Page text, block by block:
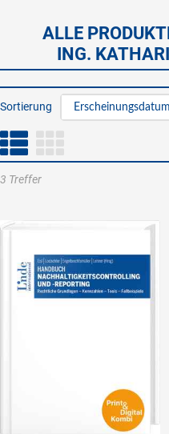
ALLE
ING.
Sortierung
3 Treffer